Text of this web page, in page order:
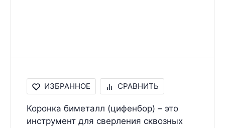
ИЗБРАННОЕ СРАВНИТЬ
Коронка биметалл (цифенбор) – это
инструмент для сверления сквозных